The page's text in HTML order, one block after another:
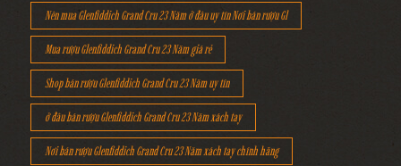
Nên mua Glenfiddich Grand Cru 23 Năm ở đâu uy tín Nơi bán rượu Gl
Mua rượu Glenfiddich Grand Cru 23 Năm giá rẻ
Shop bán rượu Glenfiddich Grand Cru 23 Năm uy tín
ở đâu bán rượu Glenfiddich Grand Cru 23 Năm xách tay
Nơi bán rượu Glenfiddich Grand Cru 23 Năm xách tay chính hãng